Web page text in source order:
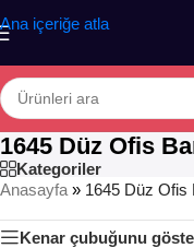
Ana içeriğe atla
1645 Düz Ofis
Kategoriler
Anasayfa » 1645 Düz Ofis
Kenar çubuğunu